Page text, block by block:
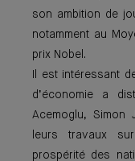
son ambition de
notamment au
prix Nobel.
Il est intéressant
d’économie a
Acemoglu,
leurs travaux
prospérité des